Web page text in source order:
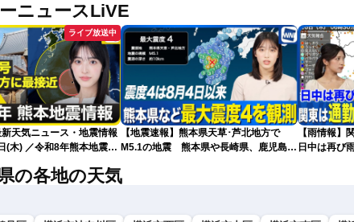
ニュースLiVE
ライブ放送中
新天気ニュース・地震情報
(木) ／令和8年熊本地震情
【地震速報】熊本県天草･芦北地方で
M5.1の地震 熊本県や長崎県、鹿児島県
【雨情報】
日中は再び
の各地の天気